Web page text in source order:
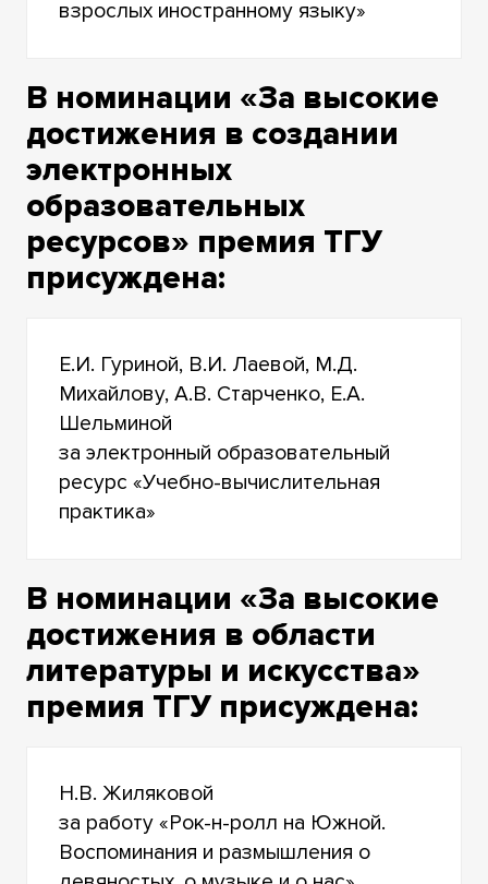
взрослых иностранному языку»
В номинации «За высокие
достижения в создании
электронных
образовательных
ресурсов» премия ТГУ
присуждена:
Е.И. Гуриной, В.И. Лаевой, М.Д.
Михайлову, А.В. Старченко, Е.А.
Шельминой
за электронный образовательный
ресурс «Учебно-вычислительная
практика»
В номинации «За высокие
достижения в области
литературы и искусства»
премия ТГУ присуждена:
Н.В. Жиляковой
за работу «Рок-н-ролл на Южной.
Воспоминания и размышления о